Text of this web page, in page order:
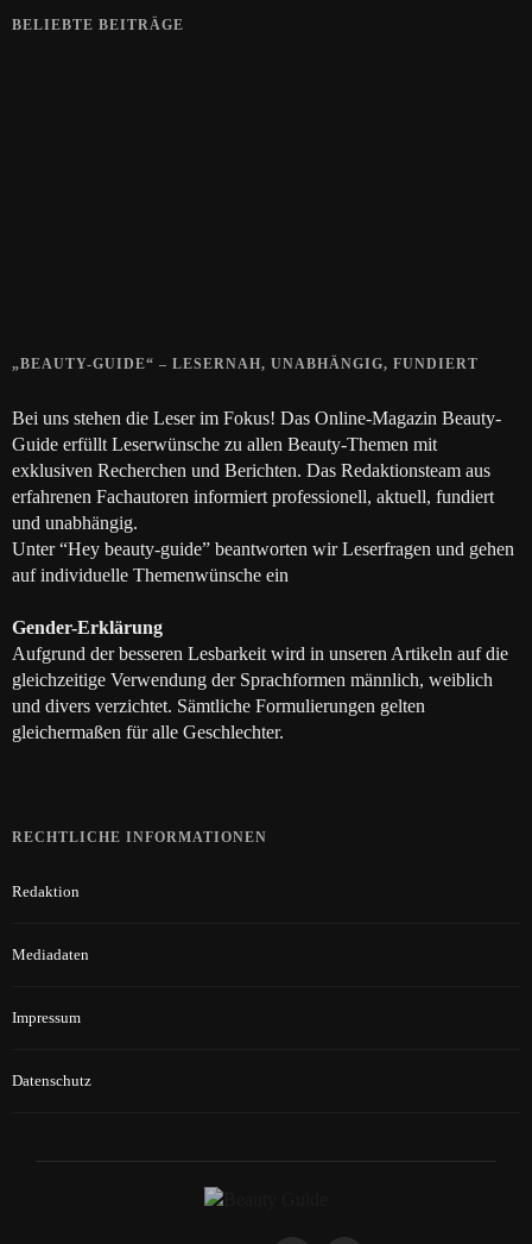
BELIEBTE BEITRÄGE
„BEAUTY-GUIDE“ – LESERNAH, UNABHÄNGIG, FUNDIERT
Bei uns stehen die Leser im Fokus! Das Online-Magazin Beauty-
Guide erfüllt Leserwünsche zu allen Beauty-Themen mit
exklusiven Recherchen und Berichten. Das Redaktionsteam aus
erfahrenen Fachautoren informiert professionell, aktuell, fundiert
und unabhängig.
Unter “Hey beauty-guide” beantworten wir Leserfragen und gehen
auf individuelle Themenwünsche ein
Gender-Erklärung
Aufgrund der besseren Lesbarkeit wird in unseren Artikeln auf die
gleichzeitige Verwendung der Sprachformen männlich, weiblich
und divers verzichtet. Sämtliche Formulierungen gelten
gleichermaßen für alle Geschlechter.
RECHTLICHE INFORMATIONEN
Redaktion
Mediadaten
Impressum
Datenschutz